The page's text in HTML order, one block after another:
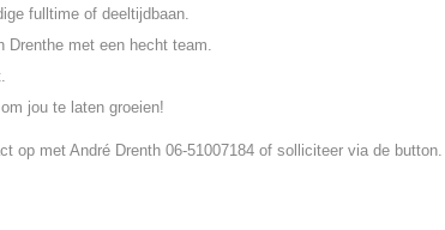
fulltime of deeltijdbaan.
Drenthe met een hecht team.
jou te laten groeien!
op met André Drenth 06-51007184 of solliciteer via de button.